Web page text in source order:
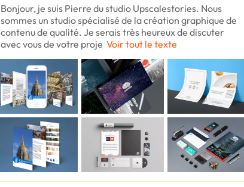
Bonjour, je suis Pierre du studio Upscalestories. Nous
sommes un studio spécialisé de la création graphique de
contenu de qualité. Je serais très heureux de discuter
avec vous de votre proje Voir tout le texte